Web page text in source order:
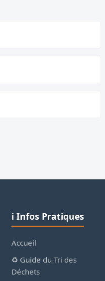
ℹ️ Infos Pratiques
Accueil
♻️ Guide du Tri des
Déchets